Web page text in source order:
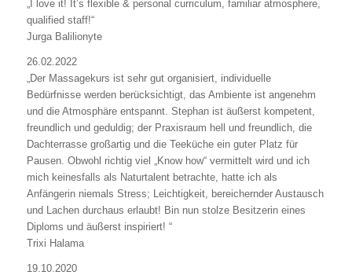
„I love it! It’s flexible & personal curriculum, familiar atmosphere,
qualified staff!“
Jurga Balilionyte
26.02.2022
„Der Massagekurs ist sehr gut organisiert, individuelle
Bedürfnisse werden berücksichtigt, das Ambiente ist angenehm
und die Atmosphäre entspannt. Stephan ist äußerst kompetent,
freundlich und geduldig; der Praxisraum hell und freundlich, die
Dachterrasse großartig und die Teeküche ein guter Platz für
Pausen. Obwohl richtig viel „Know how“ vermittelt wird und ich
mich keinesfalls als Naturtalent betrachte, hatte ich als
Anfängerin niemals Stress; Leichtigkeit, bereichernder Austausch
und Lachen durchaus erlaubt! Bin nun stolze Besitzerin eines
Diploms und äußerst inspiriert! “
Trixi Halama
19.10.2020